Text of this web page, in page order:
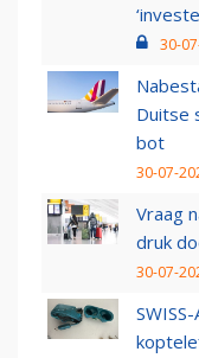
30-
Duitse
bot
30-07-
Vraag
druk
30-07-